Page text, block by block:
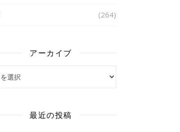
(264)
アーカイブ
最近の投稿